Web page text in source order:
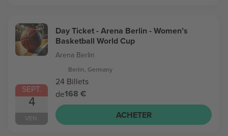
SEPT.
4
VEN.
Day Ticket - Arena Berlin - Women’s
Basketball World Cup
Arena Berlin
Berlin, Germany
24 Billets
de168 €
ACHETER